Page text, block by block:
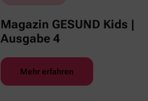
Magazin GESUND Kids |
Ausgabe 4
Mehr erfahren